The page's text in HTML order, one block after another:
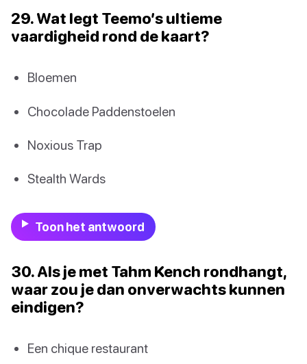
29. Wat legt Teemo’s ultieme
vaardigheid rond de kaart?
Bloemen
Chocolade Paddenstoelen
Noxious Trap
Stealth Wards
Toon het antwoord
30. Als je met Tahm Kench rondhangt,
waar zou je dan onverwachts kunnen
eindigen?
Een chique restaurant